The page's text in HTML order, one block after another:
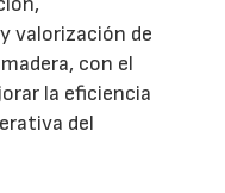
valorización de
con el
la eficiencia
del